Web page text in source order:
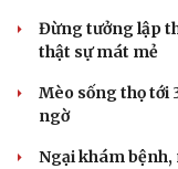
Đừng tưởng lập
thật sự mát mẻ
Mèo sống thọ tới
ngờ
Ngại khám bệnh,